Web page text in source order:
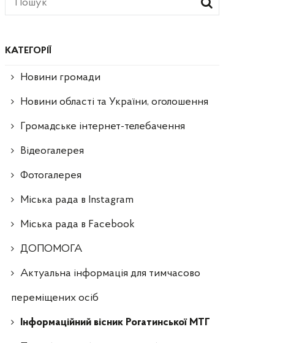
КАТЕГОРІЇ
Новини громади
Новини області та України, оголошення
Громадське інтернет-телебачення
Відеогалерея
Фотогалерея
Міська рада в Instagram
Міська рада в Facebook
ДОПОМОГА
Актуальна інформація для тимчасово
переміщених осіб
Інформаційний вісник Рогатинської МТГ